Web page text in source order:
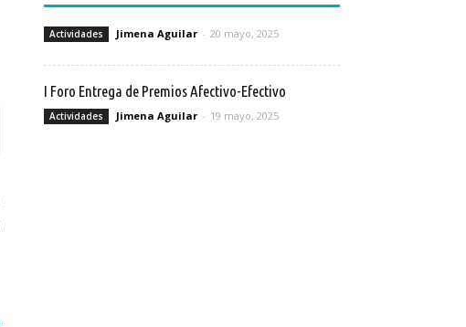
Actividades Jimena Aguilar - 20 mayo, 2025
I Foro Entrega de Premios Afectivo-Efectivo
Actividades Jimena Aguilar - 19 mayo, 2025